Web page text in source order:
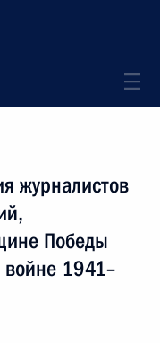
журналистов
Победы
войне 1941–